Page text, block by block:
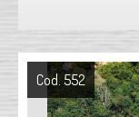
Cod. 552